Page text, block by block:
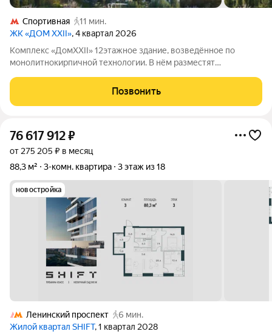
Спортивная
11 мин.
ЖК «ДОМ XXII», 4 квартал 2026
Комплекс «ДомXXII» 12этажное здание, возведённое по
монолитнокирпичной технологии. В нём разместят
Потолки в помещениях достаточно высокие: их
Позвонить
76 617 912₽
от 275 205 ₽ в месяц
88,3 м²
3-комн. квартира 3 этаж из 18
новостройка
Ленинский проспект
6 мин.
Жилой квартал SHIFT, 1 квартал 2028